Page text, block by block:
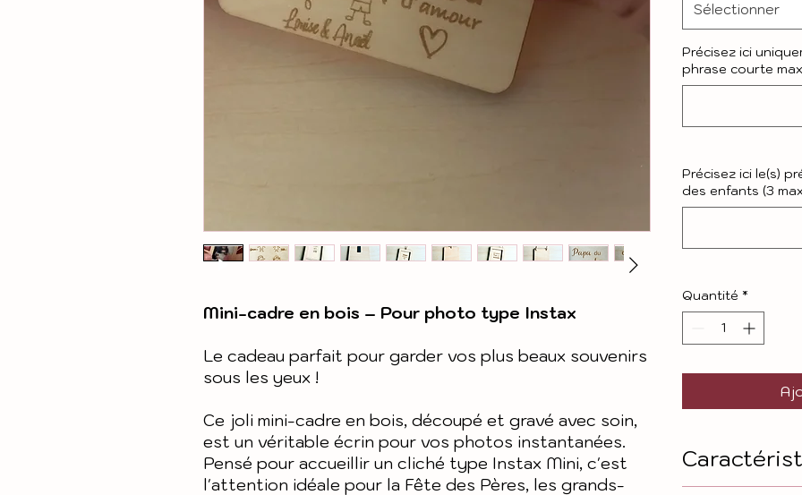
Mini-cadre en bois – Pour photo type Instax
Le cadeau parfait pour garder vos plus beaux souvenirs
sous les yeux !
Ce joli mini-cadre en bois, découpé et gravé avec soin,
est un véritable écrin pour vos photos instantanées.
Pensé pour accueillir un cliché type Instax Mini, c'est
l'attention idéale pour la Fête des Pères, les grands-
Sélectionner
Précisez ici
phrase courte
Précisez ici le(s)
des enfants (3
Quantité *